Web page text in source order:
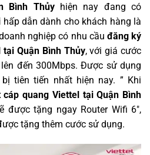
Bình Thủyhiện nay đang có
hấp dẫn dành cho khách hàng là
nghiệp có nhu cầu đăng ký
Quận Bình Thủy, với giá cước
đến 300Mbps. Được sử dụng
tiên tiến nhất hiện nay. ” Khi
quang Viettel tại Quận Bình
được tặng ngay Router Wifi 6″,
tặng thêm cước sử dụng.